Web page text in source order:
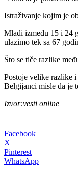
Istraživanje kojim je
Mladi između 15 i 24
ulazimo tek sa 67
Što se tiče razlike
Postoje velike razlike
Belgijanci misle da je
Izvor:vesti online
Facebook
X
Pinterest
WhatsApp